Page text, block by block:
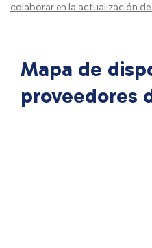
colaborar en la actualización
Mapa de
proveedores